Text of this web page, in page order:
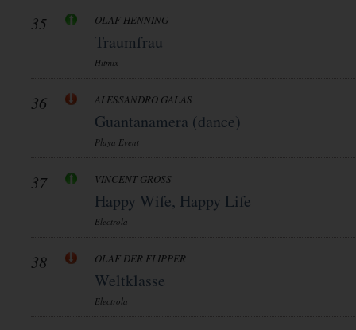
35 OLAF HENNING
Traumfrau
Hitmix
36 ALESSANDRO GALAS
Guantanamera (dance)
Playa Event
37 VINCENT GROSS
Happy Wife, Happy Life
Electrola
38 OLAF DER FLIPPER
Weltklasse
Electrola